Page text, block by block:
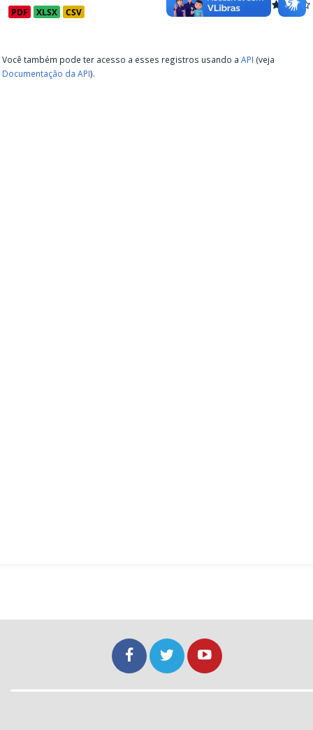
PDF XLSX CSV
Você também pode ter acesso a esses registros usando a API (veja
Documentação da API).